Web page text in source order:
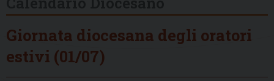
Giornata diocesana degli oratori
estivi (01/07)